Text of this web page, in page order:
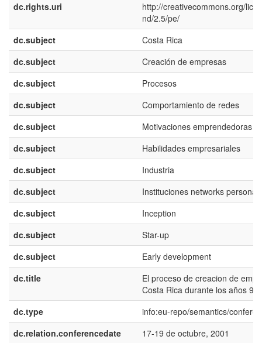
dc.rights.uri
http://creativecommons.org/
nd/2.5/pe/
dc.subject
Costa Rica
dc.subject
Creación de empresas
dc.subject
Procesos
dc.subject
Comportamiento de redes
dc.subject
Motivaciones emprendedoras
dc.subject
Habilidades empresariales
dc.subject
Industria
dc.subject
Instituciones networks
dc.subject
Inception
dc.subject
Star-up
dc.subject
Early development
dc.title
El proceso de creacion de
Costa Rica durante los años 90
dc.type
info:eu-repo/semantics/
dc.relation.conferencedate
17-19 de octubre, 2001